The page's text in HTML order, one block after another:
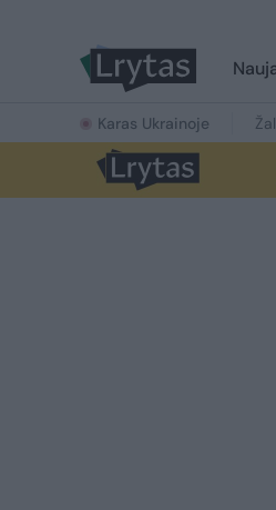
Karas Ukrainoje